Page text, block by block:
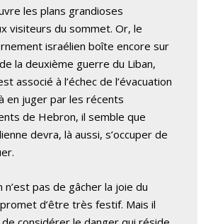
les plans grandioses
visiteurs du sommet. Or, le
israélien boîte encore sur
la deuxième guerre du Liban,
associé à l’échec de l’évacuation
en juger par les récents
de Hebron, il semble que
devra, là aussi, s’occuper de
n’est pas de gâcher la joie du
d’être très festif. Mais il